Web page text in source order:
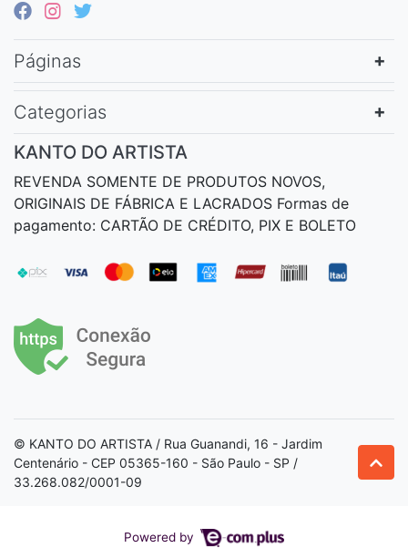
Páginas
Categorias
KANTO DO ARTISTA
REVENDA SOMENTE DE PRODUTOS NOVOS,
ORIGINAIS DE FÁBRICA E LACRADOS Formas de
pagamento: CARTÃO DE CRÉDITO, PIX E BOLETO
© KANTO DO ARTISTA / Rua Guanandi, 16 - Jardim
Centenário - CEP 05365-160 - São Paulo - SP /
33.268.082/0001-09
Powered by